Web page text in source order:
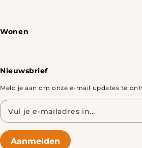
Wonen
Nieuwsbrief
Meld je aan om onze e-mail updates te
E-
mailadres
Aanmelden